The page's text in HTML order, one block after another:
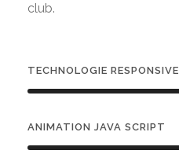
club.
TECHNOLOGIE RESPONSIVE
ANIMATION JAVA SCRIPT